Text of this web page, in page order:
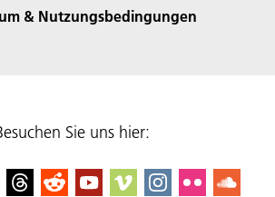
& Nutzungsbedingungen
Sie uns hier: